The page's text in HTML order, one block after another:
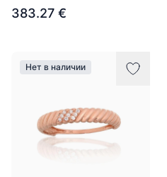
383.27 €
Нет в наличии